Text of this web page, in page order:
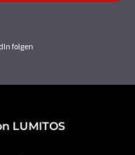
folgen
LUMITOS